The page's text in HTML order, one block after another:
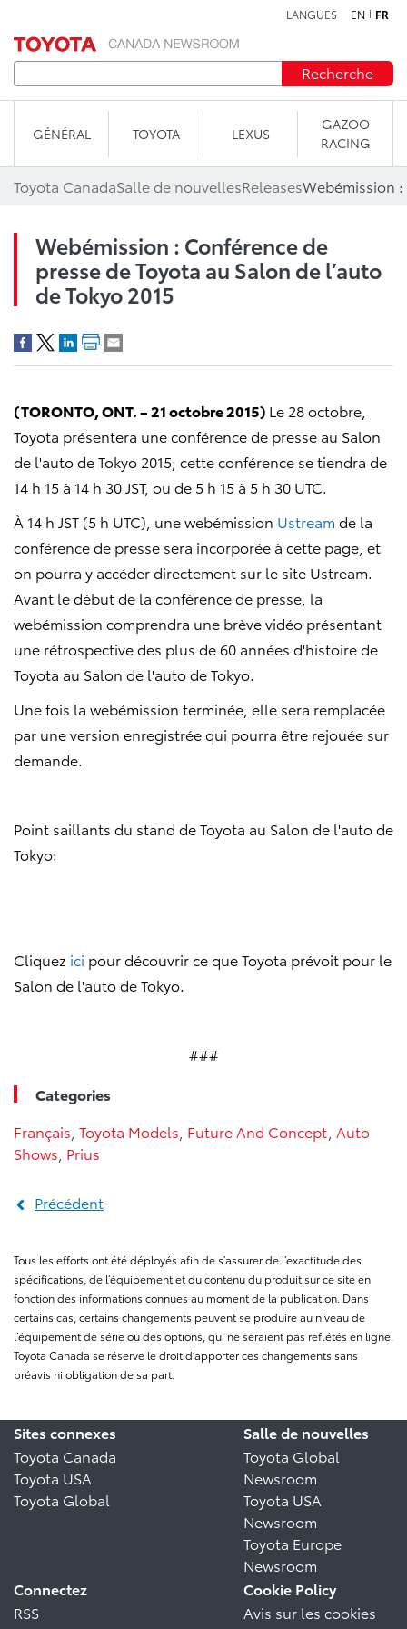
LANGUES EN FR
Recherche
GÉNÉRAL TOYOTA LEXUS
GAZOO
RACING
Toyota CanadaSalle de nouvellesReleases
Webémission : Conférence de
presse de Toyota au Salon de l’auto
de Tokyo 2015
(TORONTO, ONT. – 21 octobre 2015) Le 28 octobre,
Toyota présentera une conférence de presse au Salon
de l'auto de Tokyo 2015; cette conférence se tiendra de
14 h 15 à 14 h 30 JST, ou de 5 h 15 à 5 h 30 UTC.
À 14 h JST (5 h UTC), une webémission Ustream de la
conférence de presse sera incorporée à cette page, et
on pourra y accéder directement sur le site Ustream.
Avant le début de la conférence de presse, la
webémission comprendra une brève vidéo présentant
une rétrospective des plus de 60 années d'histoire de
Toyota au Salon de l'auto de Tokyo.
Une fois la webémission terminée, elle sera remplacée
par une version enregistrée qui pourra être rejouée sur
demande.
Point saillants du stand de Toyota au Salon de l'auto de
Tokyo:
Cliquez ici pour découvrir ce que Toyota prévoit pour le
Salon de l'auto de Tokyo.
###
Categories
Français Toyota Models Future And Concept Auto
Shows Prius
Précédent
Tous les efforts ont été déployés afin de s’assurer de l’exactitude des
spécifications, de l’équipement et du contenu du produit sur ce site en
fonction des informations connues au moment de la publication. Dans
certains cas, certains changements peuvent se produire au niveau de
l’équipement de série ou des options, qui ne seraient pas reflétés en ligne.
Toyota Canada se réserve le droit d’apporter ces changements sans
préavis ni obligation de sa part.
Sites connexes
Toyota Canada
Toyota USA
Toyota Global
Salle de nouvelles
Toyota Global
Newsroom
Toyota USA
Newsroom
Toyota Europe
Newsroom
Connectez
RSS
Cookie Policy
Avis sur les cookies